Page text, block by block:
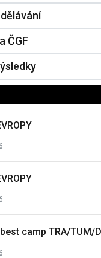
ČGF
camp TRA/TUM/